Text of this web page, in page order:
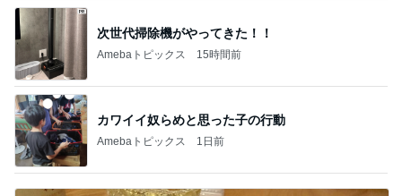
次世代掃除機がやってきた！！
Amebaトピックス 15時間前
カワイイ奴らめと思った子の行動
Amebaトピックス 1日前